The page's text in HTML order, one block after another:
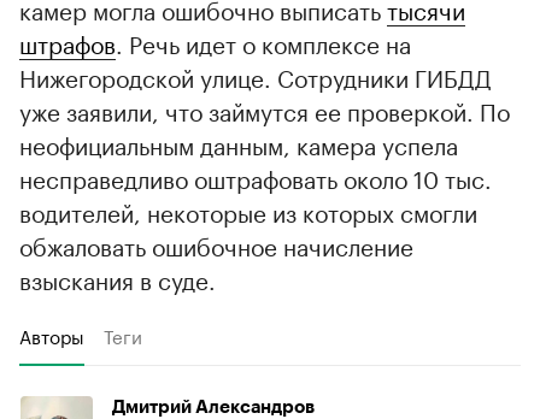
камер могла ошибочно выписатьтысячи
штрафов . Речь идет о комплексе на
Нижегородской улице. Сотрудники ГИБДД
уже заявили, что займутся ее проверкой. По
неофициальным данным, камера успела
несправедливо оштрафовать около 10 тыс.
водителей, некоторые из которых смогли
обжаловать ошибочное начисление
взыскания в суде.
Авторы Теги
Дмитрий Александров